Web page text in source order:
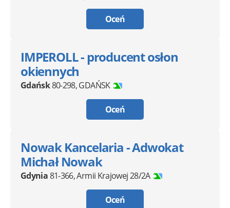
Oceń
IMPEROLL - producent osłon
okiennych
Gdańsk80-298,GDAŃSK
Oceń
Nowak Kancelaria - Adwokat
Michał Nowak
Gdynia81-366,Armii Krajowej 28/2A
Oceń